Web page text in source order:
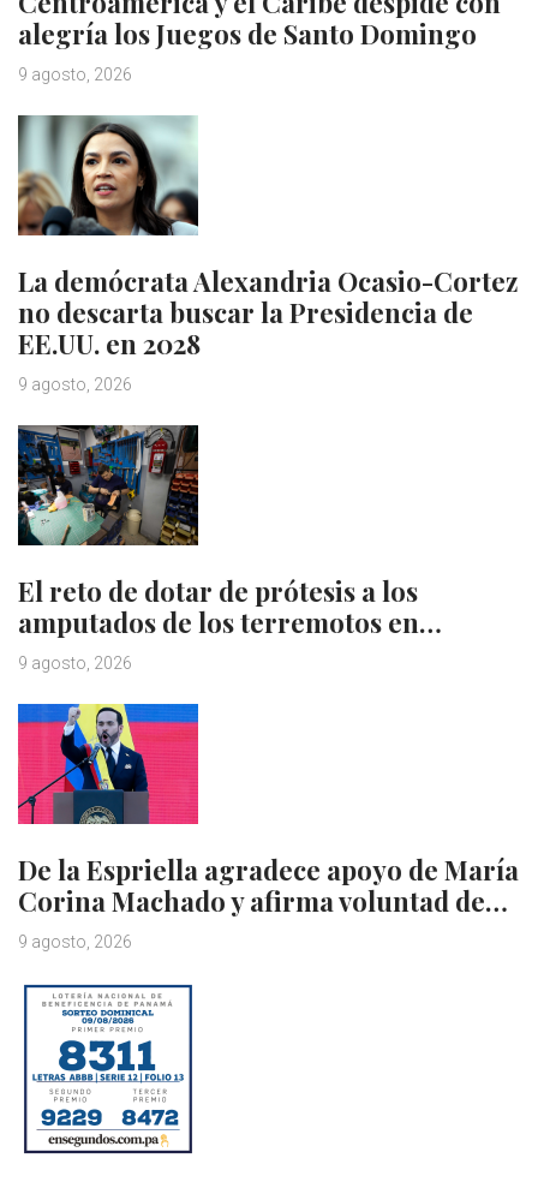
alegría los Juegos de Santo Domingo
9 agosto, 2026
La demócrata Alexandria Ocasio-Cortez
no descarta buscar la Presidencia de
EE.UU. en 2028
9 agosto, 2026
El reto de dotar de prótesis a los
amputados de los terremotos en…
9 agosto, 2026
De la Espriella agradece apoyo de María
Corina Machado y afirma voluntad de…
9 agosto, 2026